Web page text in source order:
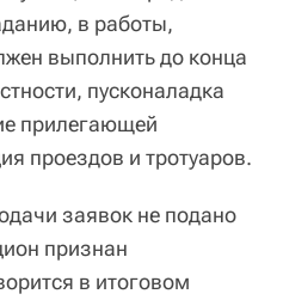
в работы,
выполнить до конца
пусконаладка
прилегающей
проездов и тротуаров.
заявок не подано
признан
в итоговом